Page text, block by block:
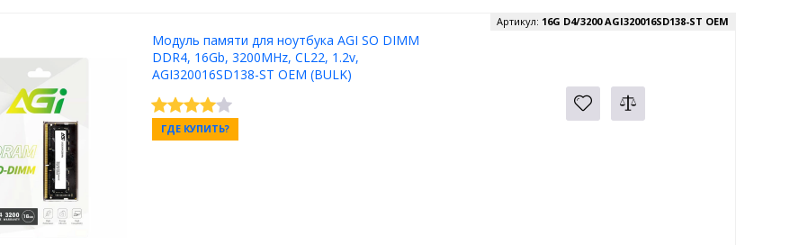
Модуль памяти для ноутбука AGI SO DIMM
DDR4, 16Gb, 3200MHz, CL22, 1.2v,
AGI320016SD138-ST ОЕМ (BULK)
Артикул: 16G D4/3200 AGI320016SD138-ST ОЕМ
ГДЕ КУПИТЬ?